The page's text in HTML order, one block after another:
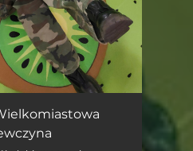
dziewczyna 02:27